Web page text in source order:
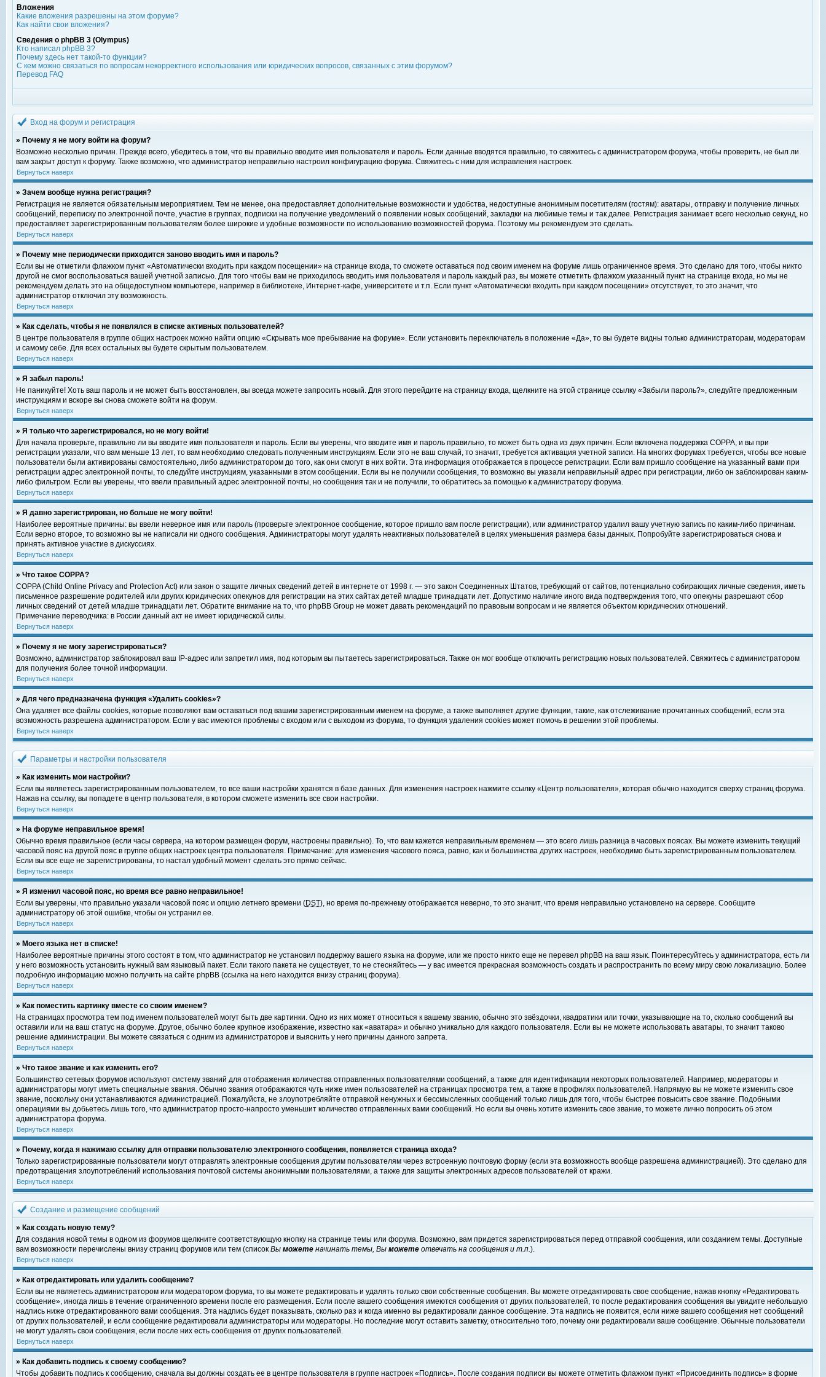
Вложения
Какие вложения разрешены на этом форуме?
Как найти свои вложения?
Сведения о phpBB 3 (Olympus)
Кто написал phpBB 3?
Почему здесь нет такой-то функции?
С кем можно связаться по вопросам некорректного использования или юридических вопросов, связанных с этим форумом?
Перевод FAQ
Вход на форум и регистрация
» Почему я не могу войти на форум?
Возможно несколько причин. Прежде всего, убедитесь в том, что вы правильно вводите имя пользователя и пароль. Если данные вводятся правильно, то свяжитесь с администратором форума, чтобы проверить, не был ли
вам закрыт доступ к форуму. Также возможно, что администратор неправильно настроил конфигурацию форума. Свяжитесь с ним для исправления настроек.
Вернуться наверх
» Зачем вообще нужна регистрация?
Регистрация не является обязательным мероприятием. Тем не менее, она предоставляет дополнительные возможности и удобства, недоступные анонимным посетителям (гостям): аватары, отправку и получение личных
сообщений, переписку по электронной почте, участие в группах, подписки на получение уведомлений о появлении новых сообщений, закладки на любимые темы и так далее. Регистрация занимает всего несколько секунд, но
предоставляет зарегистрированным пользователям более широкие и удобные возможности по использованию возможностей форума. Поэтому мы рекомендуем это сделать.
Вернуться наверх
» Почему мне периодически приходится заново вводить имя и пароль?
Если вы не отметили флажком пункт «Автоматически входить при каждом посещении» на странице входа, то сможете оставаться под своим именем на форуме лишь ограниченное время. Это сделано для того, чтобы никто
другой не смог воспользоваться вашей учетной записью. Для того чтобы вам не приходилось вводить имя пользователя и пароль каждый раз, вы можете отметить флажком указанный пункт на странице входа, но мы не
рекомендуем делать это на общедоступном компьютере, например в библиотеке, Интернет-кафе, университете и т.п. Если пункт «Автоматически входить при каждом посещении» отсутствует, то это значит, что
администратор отключил эту возможность.
Вернуться наверх
» Как сделать, чтобы я не появлялся в списке активных пользователей?
В центре пользователя в группе общих настроек можно найти опцию «Скрывать мое пребывание на форуме». Если установить переключатель в положение «Да», то вы будете видны только администраторам, модераторам
и самому себе. Для всех остальных вы будете скрытым пользователем.
Вернуться наверх
» Я забыл пароль!
Не паникуйте! Хоть ваш пароль и не может быть восстановлен, вы всегда можете запросить новый. Для этого перейдите на страницу входа, щелкните на этой странице ссылку «Забыли пароль?», следуйте предложенным
инструкциям и вскоре вы снова сможете войти на форум.
Вернуться наверх
» Я только что зарегистрировался, но не могу войти!
Для начала проверьте, правильно ли вы вводите имя пользователя и пароль. Если вы уверены, что вводите имя и пароль правильно, то может быть одна из двух причин. Если включена поддержка COPPA, и вы при
регистрации указали, что вам меньше 13 лет, то вам необходимо следовать полученным инструкциям. Если это не ваш случай, то значит, требуется активация учетной записи. На многих форумах требуется, чтобы все новые
пользователи были активированы самостоятельно, либо администратором до того, как они смогут в них войти. Эта информация отображается в процессе регистрации. Если вам пришло сообщение на указанный вами при
регистрации адрес электронной почты, то следуйте инструкциям, указанными в этом сообщении. Если вы не получили сообщения, то возможно вы указали неправильный адрес при регистрации, либо он заблокирован каким-
либо фильтром. Если вы уверены, что ввели правильный адрес электронной почты, но сообщения так и не получили, то обратитесь за помощью к администратору форума.
Вернуться наверх
» Я давно зарегистрирован, но больше не могу войти!
Наиболее вероятные причины: вы ввели неверное имя или пароль (проверьте электронное сообщение, которое пришло вам после регистрации), или администратор удалил вашу учетную запись по каким-либо причинам.
Если верно второе, то возможно вы не написали ни одного сообщения. Администраторы могут удалять неактивных пользователей в целях уменьшения размера базы данных. Попробуйте зарегистрироваться снова и
принять активное участие в дискуссиях.
Вернуться наверх
» Что такое COPPA?
COPPA (Child Online Privacy and Protection Act) или закон о защите личных сведений детей в интернете от 1998 г. — это закон Соединенных Штатов, требующий от сайтов, потенциально собирающих личные сведения, иметь
письменное разрешение родителей или других юридических опекунов для регистрации на этих сайтах детей младше тринадцати лет. Допустимо наличие иного вида подтверждения того, что опекуны разрешают сбор
личных сведений от детей младше тринадцати лет. Обратите внимание на то, что phpBB Group не может давать рекомендаций по правовым вопросам и не является объектом юридических отношений.
Примечание переводчика: в России данный акт не имеет юридической силы.
Вернуться наверх
» Почему я не могу зарегистрироваться?
Возможно, администратор заблокировал ваш IP-адрес или запретил имя, под которым вы пытаетесь зарегистрироваться. Также он мог вообще отключить регистрацию новых пользователей. Свяжитесь с администратором
для получения более точной информации.
Вернуться наверх
» Для чего предназначена функция «Удалить cookies»?
Она удаляет все файлы cookies, которые позволяют вам оставаться под вашим зарегистрированным именем на форуме, а также выполняет другие функции, такие, как отслеживание прочитанных сообщений, если эта
возможность разрешена администратором. Если у вас имеются проблемы с входом или с выходом из форума, то функция удаления cookies может помочь в решении этой проблемы.
Вернуться наверх
Параметры и настройки пользователя
» Как изменить мои настройки?
Если вы являетесь зарегистрированным пользователем, то все ваши настройки хранятся в базе данных. Для изменения настроек нажмите ссылку «Центр пользователя», которая обычно находится сверху страниц форума.
Нажав на ссылку, вы попадете в центр пользователя, в котором сможете изменить все свои настройки.
Вернуться наверх
» На форуме неправильное время!
Обычно время правильное (если часы сервера, на котором размещен форум, настроены правильно). То, что вам кажется неправильным временем — это всего лишь разница в часовых поясах. Вы можете изменить текущий
часовой пояс на другой пояс в группе общих настроек центра пользователя. Примечание: для изменения часового пояса, равно, как и большинства других настроек, необходимо быть зарегистрированным пользователем.
Если вы все еще не зарегистрированы, то настал удобный момент сделать это прямо сейчас.
Вернуться наверх
» Я изменил часовой пояс, но время все равно неправильное!
Если вы уверены, что правильно указали часовой пояс и опцию летнего времени (DST), но время по-прежнему отображается неверно, то это значит, что время неправильно установлено на сервере. Сообщите
администратору об этой ошибке, чтобы он устранил ее.
Вернуться наверх
» Моего языка нет в списке!
Наиболее вероятные причины этого состоят в том, что администратор не установил поддержку вашего языка на форуме, или же просто никто еще не перевел phpBB на ваш язык. Поинтересуйтесь у администратора, есть ли
у него возможность установить нужный вам языковый пакет. Если такого пакета не существует, то не стесняйтесь — у вас имеется прекрасная возможность создать и распространить по всему миру свою локализацию. Более
подробную информацию можно получить на сайте phpBB (ссылка на него находится внизу страниц форума).
Вернуться наверх
» Как поместить картинку вместе со своим именем?
На страницах просмотра тем под именем пользователей могут быть две картинки. Одно из них может относиться к вашему званию, обычно это звёздочки, квадратики или точки, указывающие на то, сколько сообщений вы
оставили или на ваш статус на форуме. Другое, обычно более крупное изображение, известно как «аватара» и обычно уникально для каждого пользователя. Если вы не можете использовать аватары, то значит таково
решение администрации. Вы можете связаться с одним из администраторов и выяснить у него причины данного запрета.
Вернуться наверх
» Что такое звание и как изменить его?
Большинство сетевых форумов используют систему званий для отображения количества отправленных пользователями сообщений, а также для идентификации некоторых пользователей. Например, модераторы и
администраторы могут иметь специальные звания. Обычно звания отображаются чуть ниже имен пользователей на страницах просмотра тем, а также в профилях пользователей. Напрямую вы не можете изменить свое
звание, поскольку они устанавливаются администрацией. Пожалуйста, не злоупотребляйте отправкой ненужных и бессмысленных сообщений только лишь для того, чтобы быстрее повысить свое звание. Подобными
операциями вы добьетесь лишь того, что администратор просто-напросто уменьшит количество отправленных вами сообщений. Но если вы очень хотите изменить свое звание, то можете лично попросить об этом
администратора форума.
Вернуться наверх
» Почему, когда я нажимаю ссылку для отправки пользователю электронного сообщения, появляется страница входа?
Только зарегистрированные пользователи могут отправлять электронные сообщения другим пользователям через встроенную почтовую форму (если эта возможность вообще разрешена администрацией). Это сделано для
предотвращения злоупотреблений использования почтовой системы анонимными пользователями, а также для защиты электронных адресов пользователей от кражи.
Вернуться наверх
Создание и размещение сообщений
» Как создать новую тему?
Для создания новой темы в одном из форумов щелкните соответствующую кнопку на странице темы или форума. Возможно, вам придется зарегистрироваться перед отправкой сообщения, или созданием темы. Доступные
вам возможности перечислены внизу страниц форумов или тем (список Вы можете начинать темы, Вы можете отвечать на сообщения и т.п.).
Вернуться наверх
» Как отредактировать или удалить сообщение?
Если вы не являетесь администратором или модератором форума, то вы можете редактировать и удалять только свои собственные сообщения. Вы можете отредактировать свое сообщение, нажав кнопку «Редактировать
сообщение», иногда лишь в течение ограниченного времени после его размещения. Если после вашего сообщения имеются сообщения от других пользователей, то после редактирования сообщения вы увидите небольшую
надпись ниже отредактированного вами сообщения. Эта надпись будет показывать, сколько раз и когда именно вы редактировали данное сообщение. Эта надпись не появится, если ниже вашего сообщения нет сообщений
от других пользователей, и если сообщение редактировали администраторы или модераторы. Но последние могут оставить заметку, относительно того, почему они редактировали ваше сообщение. Обычные пользователи
не могут удалять свои сообщения, если после них есть сообщения от других пользователей.
Вернуться наверх
» Как добавить подпись к своему сообщению?
Чтобы добавить подпись к сообщению, сначала вы должны создать ее в центре пользователя в группе настроек «Подпись». После создания подписи вы можете отметить флажком пункт «Присоединить подпись» в форме